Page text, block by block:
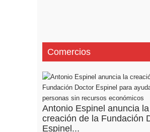
Comercios
Antonio Espinel anuncia la
creación de la Fundación
Espinel...